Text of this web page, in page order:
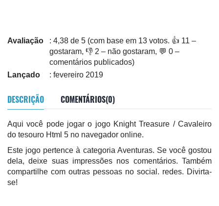
Avaliação
: 4,38 de 5 (com base em 13 votos. 👍 11 –
gostaram, 👎 2 – não gostaram, 💬 0 –
comentários publicados)
Lançado
: fevereiro 2019
DESCRIÇÃO COMENTÁRIOS(0)
Aqui você pode jogar o jogo Knight Treasure / Cavaleiro
do tesouro Html 5 no navegador online.
Este jogo pertence à categoria Aventuras. Se você gostou
dela, deixe suas impressões nos comentários. Também
compartilhe com outras pessoas no social. redes. Divirta-
se!